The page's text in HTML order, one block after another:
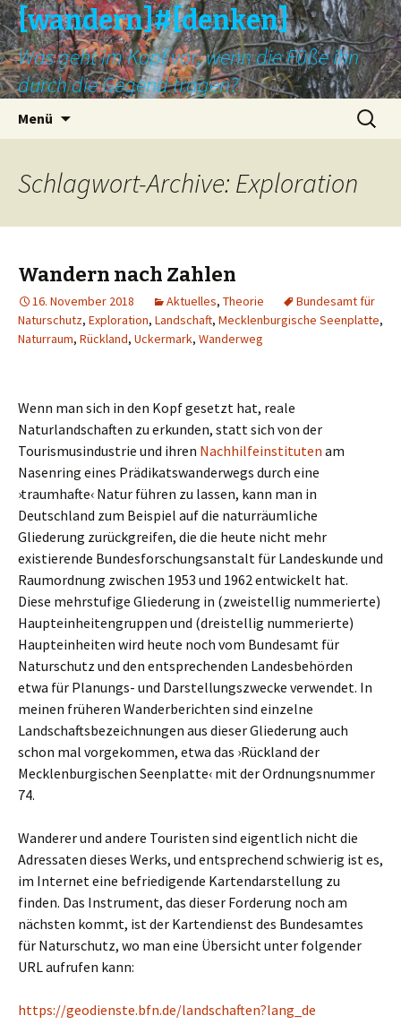
[wandern]#[denken]
Was geht im Kopf vor, wenn die Füße ihn
durch die Gegend tragen?
Menü
Suche
nach:
Schlagwort-Archive: Exploration
Wandern nach Zahlen
16. November 2018 Aktuelles, Theorie
Bundesamt für
Naturschutz, Exploration, Landschaft, Mecklenburgische Seenplatte,
Naturraum, Rückland, Uckermark, Wanderweg
Wenn man sich in den Kopf gesetzt hat, reale
Naturlandschaften zu erkunden, statt sich von der
Tourismusindustrie und ihren Nachhilfeinstituten am
Nasenring eines Prädikatswanderwegs durch eine
›traumhafte‹ Natur führen zu lassen, kann man in
Deutschland zum Beispiel auf die naturräumliche
Gliederung zurückgreifen, die die heute nicht mehr
existierende Bundesforschungsanstalt für Landeskunde und
Raumordnung zwischen 1953 und 1962 entwickelt hat.
Diese mehrstufige Gliederung in (zweistellig nummerierte)
Haupteinheitengruppen und (dreistellig nummerierte)
Haupteinheiten wird heute noch vom Bundesamt für
Naturschutz und den entsprechenden Landesbehörden
etwa für Planungs- und Darstellungszwecke verwendet. In
meinen früheren Wanderberichten sind einzelne
Landschaftsbezeichnungen aus dieser Gliederung auch
schon mal vorgekommen, etwa das ›Rückland der
Mecklenburgischen Seenplatte‹ mit der Ordnungsnummer
74.
Wanderer und andere Touristen sind eigentlich nicht die
Adressaten dieses Werks, und entsprechend schwierig ist es,
im Internet eine befriedigende Kartendarstellung zu
finden. Das Instrument, das dieser Forderung noch am
nächsten kommt, ist der Kartendienst des Bundesamtes
für Naturschutz, wo man eine Übersicht unter folgender
URL aufrufen kann:
https://geodienste.bfn.de/landschaften?lang_de